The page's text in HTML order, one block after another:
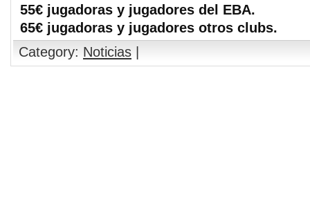
55€ jugadoras y jugadores del EBA.
65€ jugadoras y jugadores otros clubs.
Category: Noticias